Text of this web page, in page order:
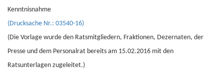
Kenntnisnahme
(Drucksache Nr.: 03540-16)
(Die Vorlage wurde den Ratsmitgliedern, Fraktionen, Dezernaten, der
Presse und dem Personalrat bereits am 15.02.2016 mit den
Ratsunterlagen zugeleitet.)